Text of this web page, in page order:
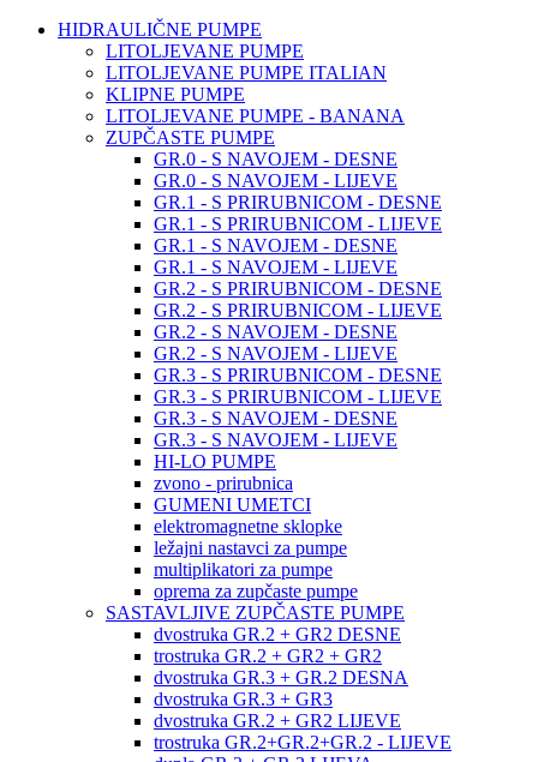
HIDRAULIČNE PUMPE
LITOLJEVANE PUMPE
LITOLJEVANE PUMPE ITALIAN
KLIPNE PUMPE
LITOLJEVANE PUMPE - BANANA
ZUPČASTE PUMPE
GR.0 - S NAVOJEM - DESNE
GR.0 - S NAVOJEM - LIJEVE
GR.1 - S PRIRUBNICOM - DESNE
GR.1 - S PRIRUBNICOM - LIJEVE
GR.1 - S NAVOJEM - DESNE
GR.1 - S NAVOJEM - LIJEVE
GR.2 - S PRIRUBNICOM - DESNE
GR.2 - S PRIRUBNICOM - LIJEVE
GR.2 - S NAVOJEM - DESNE
GR.2 - S NAVOJEM - LIJEVE
GR.3 - S PRIRUBNICOM - DESNE
GR.3 - S PRIRUBNICOM - LIJEVE
GR.3 - S NAVOJEM - DESNE
GR.3 - S NAVOJEM - LIJEVE
HI-LO PUMPE
zvono - prirubnica
GUMENI UMETCI
elektromagnetne sklopke
ležajni nastavci za pumpe
multiplikatori za pumpe
oprema za zupčaste pumpe
SASTAVLJIVE ZUPČASTE PUMPE
dvostruka GR.2 + GR2 DESNE
trostruka GR.2 + GR2 + GR2
dvostruka GR.3 + GR.2 DESNA
dvostruka GR.3 + GR3
dvostruka GR.2 + GR2 LIJEVE
trostruka GR.2+GR.2+GR.2 - LIJEVE